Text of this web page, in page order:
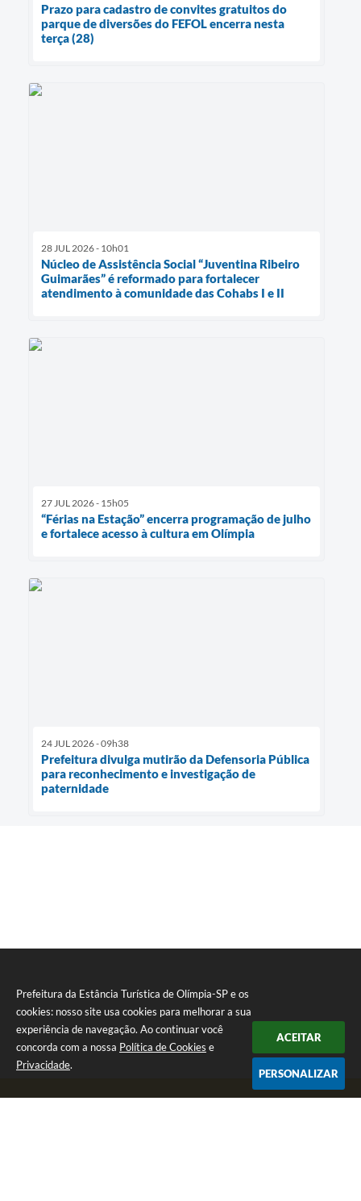
Prefeitura da Estância Turística de Olímpia-SP e os
cookies: nosso site usa cookies para melhorar a sua
experiência de navegação. Ao continuar você
concorda com a nossa Política de Cookies e
Privacidade.
ACEITAR
PERSONALIZAR
Prazo para cadastro de convites gratuitos do
parque de diversões do FEFOL encerra nesta
terça (28)
28 JUL 2026 - 10h01
Núcleo de Assistência Social “Juventina Ribeiro
Guimarães” é reformado para fortalecer
atendimento à comunidade das Cohabs I e II
27 JUL 2026 - 15h05
“Férias na Estação” encerra programação de julho
e fortalece acesso à cultura em Olímpia
24 JUL 2026 - 09h38
Prefeitura divulga mutirão da Defensoria Pública
para reconhecimento e investigação de
paternidade